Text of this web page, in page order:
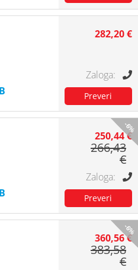
282,20 €
-6%
250,44 €
266,43
€
-6%
360,56 €
383,58
€